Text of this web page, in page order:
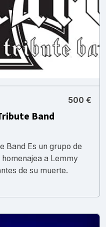
500 €
Band
Band Es un grupo de
a Lemmy
de su muerte.